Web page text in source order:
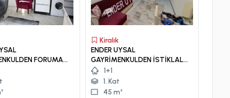
FORUMA
1+1 KLİMALI
LÜX APART..
Kiralık
ENDER UYSAL
GAYRİMENKULDEN İSTİKLAL
DE İNCİLİPINAR PARKINA ÇOK
YAKIN 1+1 GENİŞ KİRALIK
APART..
1+1
1. Kat
45 m²